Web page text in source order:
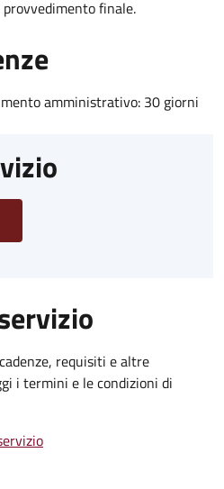
finale.
amministrativo: 30 giorni
requisiti e altre
i termini e le condizioni di